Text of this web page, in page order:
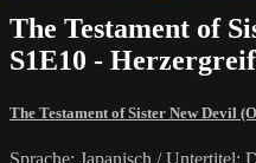
The Testament of
S1E10 -
The Testament of Sister New Devil
Sprache: Japanisch / Untertitel: